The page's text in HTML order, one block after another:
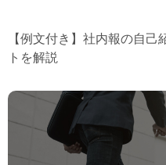
【例文付き】社内報の自
トを解説